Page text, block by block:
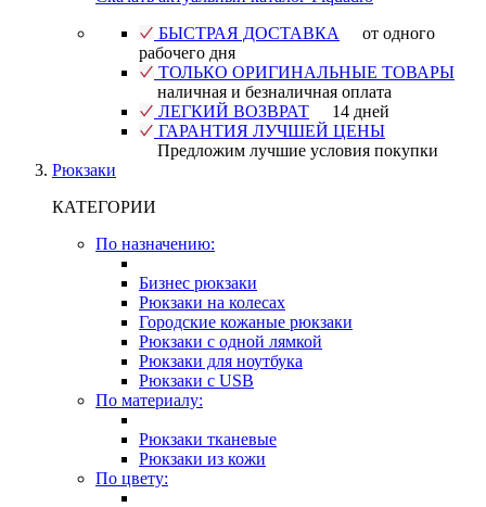
БЫСТРАЯ ДОСТАВКА
от одного
рабочего дня
ТОЛЬКО ОРИГИНАЛЬНЫЕ ТОВАРЫ
наличная и безналичная оплата
ЛЕГКИЙ ВОЗВРАТ
14 дней
ГАРАНТИЯ ЛУЧШЕЙ ЦЕНЫ
Предложим лучшие условия покупки
Рюкзаки
КАТЕГОРИИ
По назначению:
Бизнес рюкзаки
Рюкзаки на колесах
Городские кожаные рюкзаки
Рюкзаки с одной лямкой
Рюкзаки для ноутбука
Рюкзаки с USB
По материалу:
Рюкзаки тканевые
Рюкзаки из кожи
По цвету: